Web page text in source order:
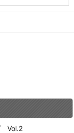
Vol.2